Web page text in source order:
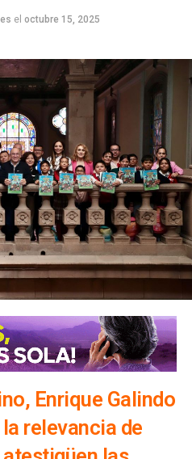
el octubre 15, 2025
Enrique Galindo
relevancia de